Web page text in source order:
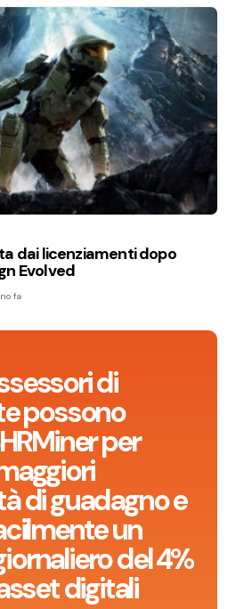
di
possono
per
di guadagno e
un
del 4%
digitali
dai licenziamenti dopo
Evolved
fa